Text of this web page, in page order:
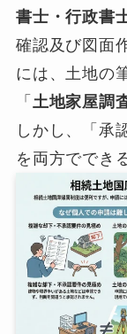
書士・行政書
確認及び図面
には、土地の
「 土地家屋調
しかし、「承
を両方ででき